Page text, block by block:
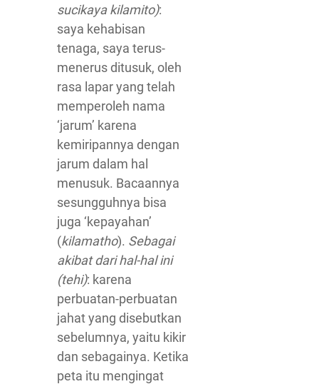
sucikaya kilamito):
saya kehabisan
tenaga, saya terus-
menerus ditusuk, oleh
rasa lapar yang telah
memperoleh nama
‘jarum’ karena
kemiripannya dengan
jarum dalam hal
menusuk. Bacaannya
sesungguhnya bisa
juga ‘kepayahan’
(kilamatho). Sebagai
akibat dari hal-hal ini
(tehi): karena
perbuatan-perbuatan
jahat yang disebutkan
sebelumnya, yaitu kikir
dan sebagainya. Ketika
peta itu mengingat